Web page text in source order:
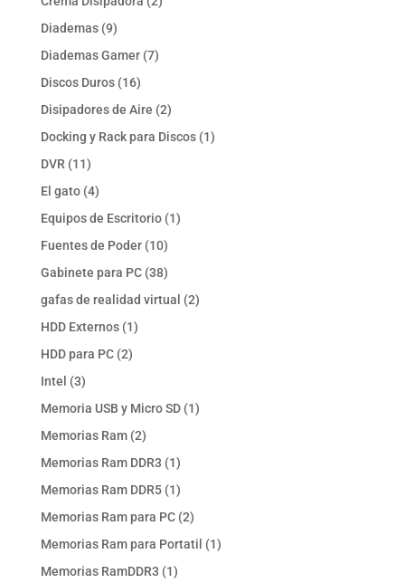
Diademas 99
productos
Diademas Gamer 77
Discos Duros 1616
productos
Disipadores de Aire 22
productos
Docking y Rack para Discos 11
DVR 1111
productos
El gato 44
productos
Equipos de Escritorio 11
Fuentes de Poder 1010
productos
Gabinete para PC 3838
productos
gafas de realidad virtual 22
HDD Externos 11
HDD para PC 22
Intel 33
productos
Memoria USB y Micro SD 11
Memorias Ram 22
productos
Memorias Ram DDR3 11
producto
Memorias Ram DDR5 11
producto
Memorias Ram para PC 22
productos
Memorias Ram para Portatil 11
Memorias RamDDR3 11